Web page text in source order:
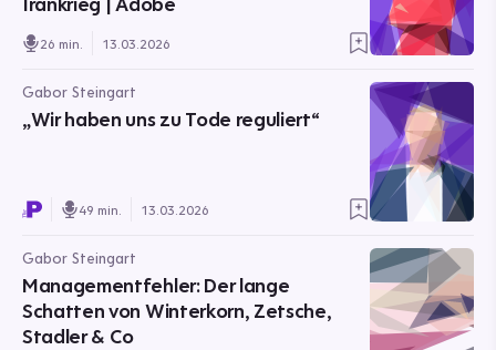
26 min. 13.03.2026
Gabor Steingart
„Wir haben uns zu Tode reguliert“
49 min. 13.03.2026
Gabor Steingart
Managementfehler: Der lange
Schatten von Winterkorn, Zetsche,
Stadler & Co